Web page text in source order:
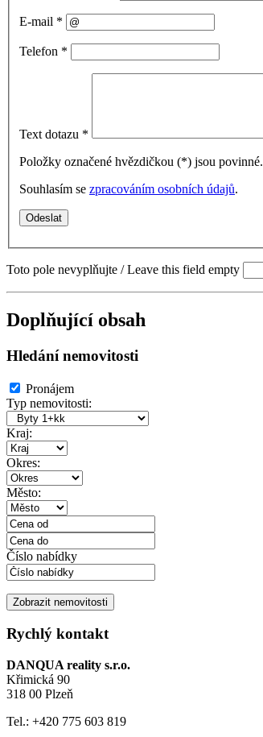
E-mail *
Telefon *
Text dotazu *
Položky označené hvězdičkou (*) jsou povinné.
Souhlasím se zpracováním osobních údajů.
Toto pole nevyplňujte / Leave this field empty
Doplňující obsah
Hledání nemovitosti
Pronájem
Typ nemovitosti:
Kraj:
Okres:
Město:
Číslo nabídky
Rychlý kontakt
DANQUA reality s.r.o.
Křimická 90
318 00 Plzeň
Tel.: +420 775 603 819